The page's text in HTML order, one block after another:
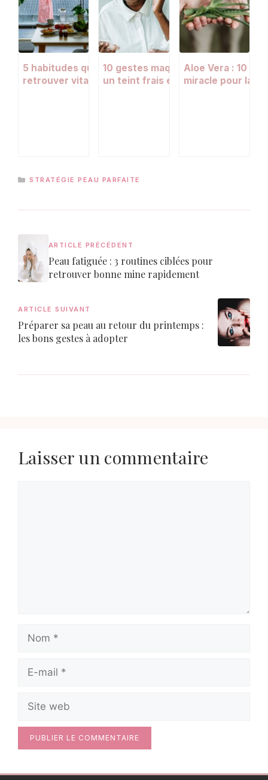
5 habitudes quotidiennes pour
retrouver vitalité et énergie toute
10 gestes maquillage pour
un teint frais et lumineux
Aloe Vera : 10
miracle pour la
CATÉGORIES
STRATÉGIE PEAU PARFAITE
ARTICLE PRÉCÉDENT
Peau fatiguée : 3 routines ciblées pour
retrouver bonne mine rapidement
ARTICLE SUIVANT
Préparer sa peau au retour du printemps :
les bons gestes à adopter
Laisser un commentaire
Nom
Site
web